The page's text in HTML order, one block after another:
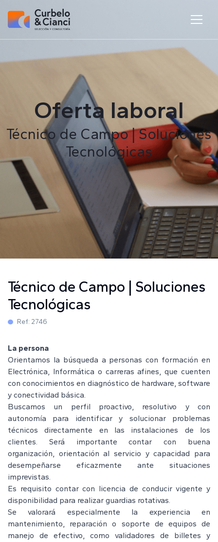
Oferta laboral
Técnico de Campo | Soluciones
Tecnológicas
Técnico de Campo | Soluciones
Tecnológicas
Ref: 2746
La persona
Orientamos la búsqueda a personas con formación en
Electrónica, Informática o carreras afines, que cuenten
con conocimientos en diagnóstico de hardware, software
y conectividad básica.
Buscamos un perfil proactivo, resolutivo y con
autonomía para identificar y solucionar problemas
técnicos directamente en las instalaciones de los
clientes. Será importante contar con buena
organización, orientación al servicio y capacidad para
desempeñarse eficazmente ante situaciones
imprevistas.
Es requisito contar con licencia de conducir vigente y
disponibilidad para realizar guardias rotativas.
Se valorará especialmente la experiencia en
mantenimiento, reparación o soporte de equipos de
manejo de efectivo, como validadores de billetes y